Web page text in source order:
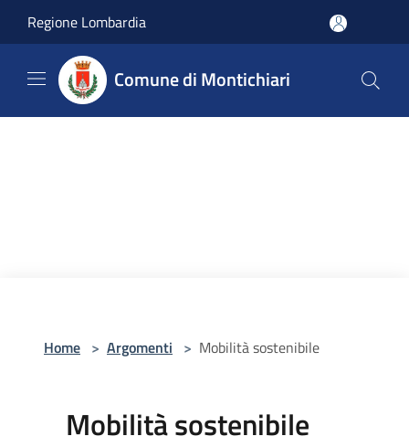
Regione Lombardia
Comune di Montichiari
Home > Argomenti > Mobilità sostenibile
Mobilità sostenibile